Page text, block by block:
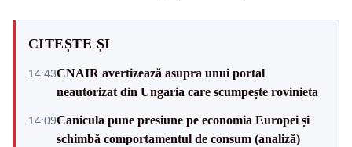
CITEȘTE ȘI
14:43CNAIR avertizează asupra unui portal
neautorizat din Ungaria care scumpește rovinieta
14:09Canicula pune presiune pe economia Europei și
schimbă comportamentul de consum (analiză)